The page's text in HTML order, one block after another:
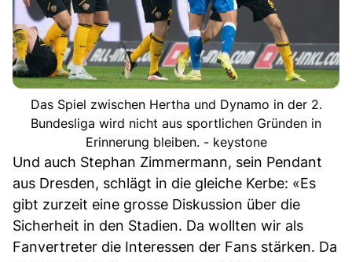
Das Spiel zwischen Hertha und Dynamo in der 2.
Bundesliga wird nicht aus sportlichen Gründen in
Erinnerung bleiben. - keystone
Und auch Stephan Zimmermann, sein Pendant
aus Dresden, schlägt in die gleiche Kerbe: «Es
gibt zurzeit eine grosse Diskussion über die
Sicherheit in den Stadien. Da wollten wir als
Fanvertreter die Interessen der Fans stärken. Da